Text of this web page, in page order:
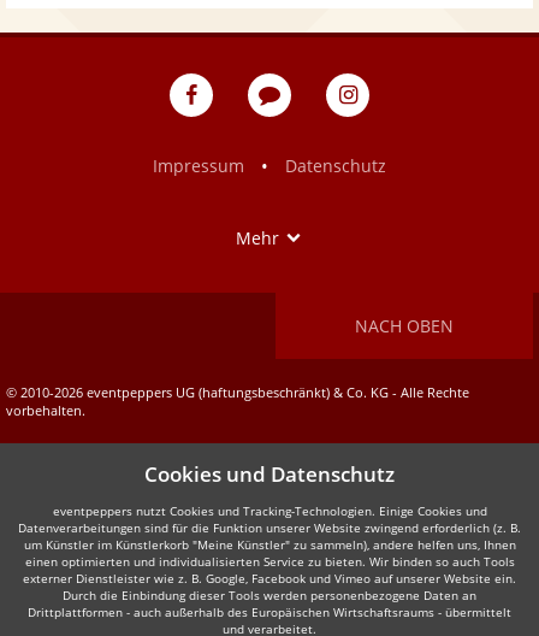
eventpeppers
Blog
eventpeppers
Impressum
• Datenschutz
Mehr
NACH OBEN
© 2010-2026 eventpeppers UG (haftungsbeschränkt) & Co. KG - Alle Rechte
vorbehalten.
Cookies und Datenschutz
eventpeppers nutzt Cookies und Tracking-Technologien. Einige Cookies und
Datenverarbeitungen sind für die Funktion unserer Website zwingend erforderlich (z. B.
um Künstler im Künstlerkorb "Meine Künstler" zu sammeln), andere helfen uns, Ihnen
einen optimierten und individualisierten Service zu bieten. Wir binden so auch Tools
externer Dienstleister wie z. B. Google, Facebook und Vimeo auf unserer Website ein.
Durch die Einbindung dieser Tools werden personenbezogene Daten an
Drittplattformen - auch außerhalb des Europäischen Wirtschaftsraums - übermittelt
und verarbeitet.